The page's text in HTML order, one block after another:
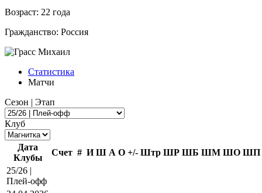
Возраст: 22 года
Гражданство: Россия
Статистика
Матчи
Сезон | Этап
Клуб
Дата
Клубы
Счет # И Ш А О +/- Штр ШР ШБ ШМ ШО ШП
25/26 |
Плей-офф